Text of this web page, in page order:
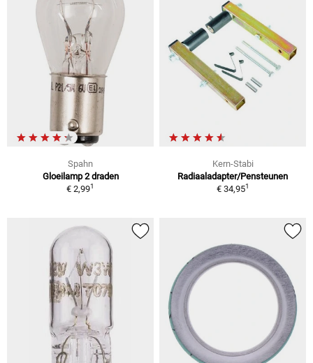
Spahn
Gloeilamp 2 draden
€ 2,991
Kern-Stabi
Radiaaladapter/Pensteunen
€ 34,951